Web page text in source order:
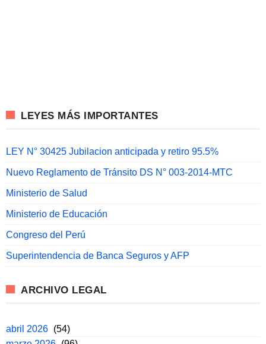
LEYES MÁS IMPORTANTES
LEY N° 30425 Jubilacion anticipada y retiro 95.5%
Nuevo Reglamento de Tránsito DS N° 003-2014-MTC
Ministerio de Salud
Ministerio de Educación
Congreso del Perú
Superintendencia de Banca Seguros y AFP
ARCHIVO LEGAL
abril 2026 (54)